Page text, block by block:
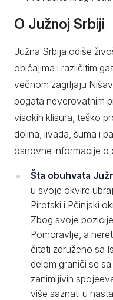
O Južnoj Srbiji
Južna Srbija odiše
običajima i različitim
večnom zagrljaju
bogata neverovatnim
visokih klisura, teško
dolina, livada, šuma i
osnovne informacije o
Šta obuhvata
u svoje okvire
Pirotski i Pčinjski
Zbog svoje
Pomoravlje, a
čitati združeno sa
delom graniči se
zanimljivih
više saznati u